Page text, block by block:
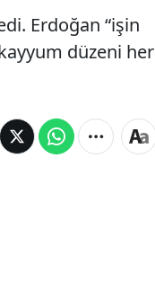
Erdoğan “işin
düzeni her